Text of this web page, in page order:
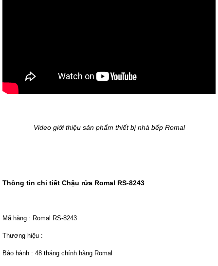
Video giới thiệu sản phẩm thiết bị nhà bếp Romal
Thông tin chi tiết Chậu rửa Romal RS-8243
Mã hàng : Romal RS-8243
Thương hiệu :
Bảo hành : 48 tháng chính hãng Romal